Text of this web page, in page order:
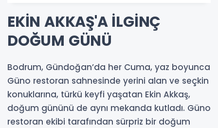
EKİN AKKAŞ'A İLGİNÇ
DOĞUM GÜNÜ
Bodrum, Gündoğan’da her Cuma, yaz boyunca
Güno restoran sahnesinde yerini alan ve seçkin
konuklarına, türkü keyfi yaşatan Ekin Akkaş,
doğum gününü de aynı mekanda kutladı. Güno
restoran ekibi tarafından sürpriz bir doğum